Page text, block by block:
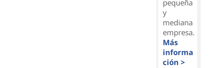
pequeña
y
mediana
empresa.
Más
informa
ción >